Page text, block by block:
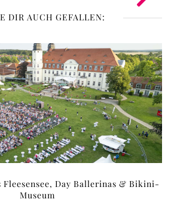
DIR AUCH GEFALLEN:
Day Ballerinas & Bikini-
Museum